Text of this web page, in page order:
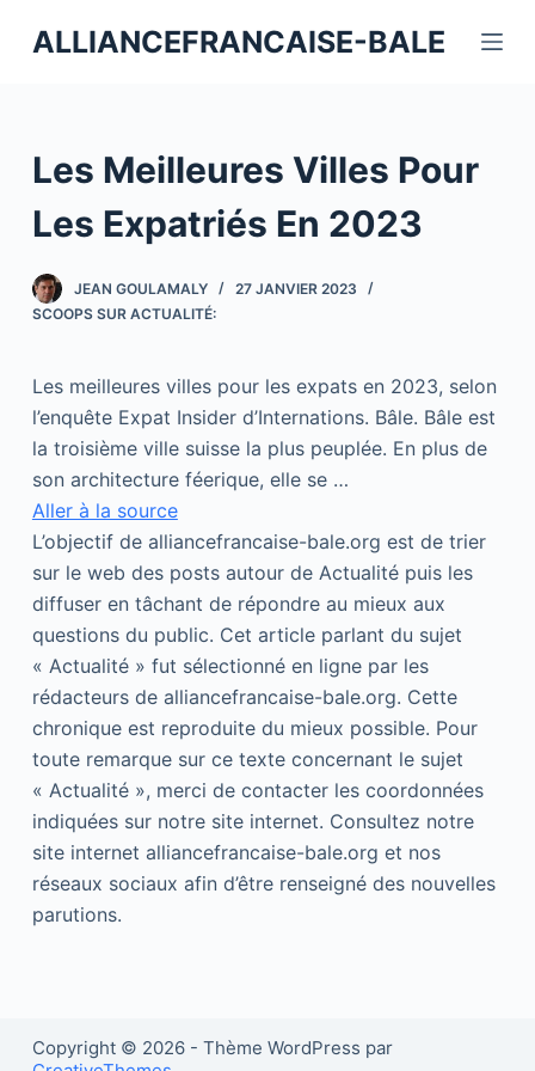
a
e
a
c
o
e
n
u
ALLIANCEFRANCAISE-BALE
Les Meilleures Villes Pour
Les Expatriés En 2023
JEAN GOULAMALY
27 JANVIER 2023
SCOOPS SUR ACTUALITÉ:
Les meilleures villes pour les expats en 2023, selon
l’enquête Expat Insider d’Internations. Bâle. Bâle est
la troisième ville suisse la plus peuplée. En plus de
son architecture féerique, elle se …
Aller à la source
L’objectif de alliancefrancaise-bale.org est de trier
sur le web des posts autour de Actualité puis les
diffuser en tâchant de répondre au mieux aux
questions du public. Cet article parlant du sujet
« Actualité » fut sélectionné en ligne par les
rédacteurs de alliancefrancaise-bale.org. Cette
chronique est reproduite du mieux possible. Pour
toute remarque sur ce texte concernant le sujet
« Actualité », merci de contacter les coordonnées
indiquées sur notre site internet. Consultez notre
site internet alliancefrancaise-bale.org et nos
réseaux sociaux afin d’être renseigné des nouvelles
parutions.
Copyright © 2026 - Thème WordPress par